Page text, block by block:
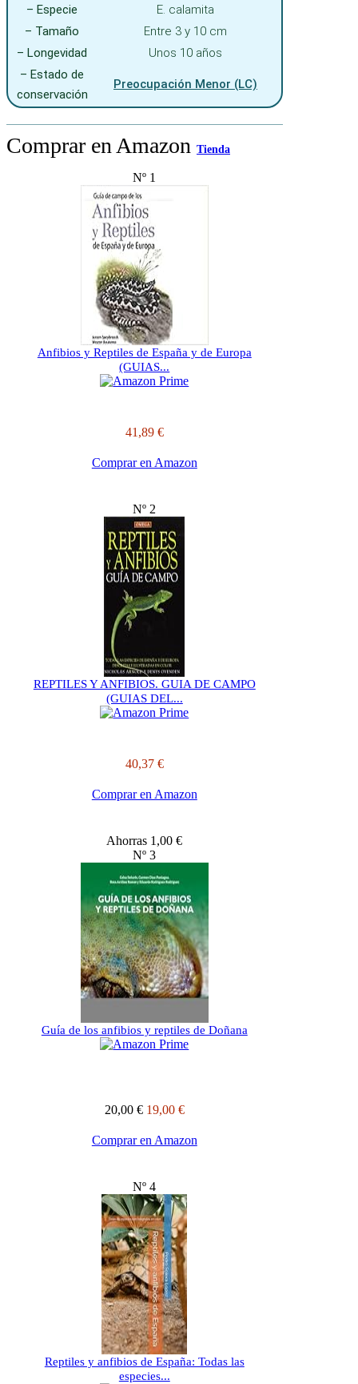
– Especie
E. calamita
– Tamaño
Entre 3 y 10 cm
– Longevidad
Unos 10 años
– Estado de
conservación
Preocupación Menor (LC)
Comprar en Amazon Tienda
Nº 1
Anfibios y Reptiles de España y de Europa
(GUIAS...
41,89 €
Comprar en Amazon
Nº 2
REPTILES Y ANFIBIOS. GUIA DE CAMPO
(GUIAS DEL...
40,37 €
Comprar en Amazon
Ahorras 1,00 €
Nº 3
Guía de los anfibios y reptiles de Doñana
20,00 € 19,00 €
Comprar en Amazon
Nº 4
Reptiles y anfibios de España: Todas las
especies...